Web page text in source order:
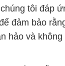
tôi đáp
đảm bảo
hảo và không